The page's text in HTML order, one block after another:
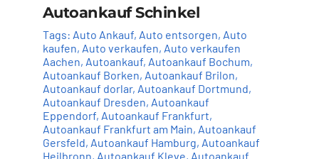
Autoankauf Schinkel
Tags: Auto Ankauf, Auto entsorgen, Auto
kaufen, Auto verkaufen, Auto verkaufen
Aachen, Autoankauf, Autoankauf Bochum,
Autoankauf Borken, Autoankauf Brilon,
Autoankauf dorlar, Autoankauf Dortmund,
Autoankauf Dresden, Autoankauf
Eppendorf, Autoankauf Frankfurt,
Autoankauf Frankfurt am Main, Autoankauf
Gersfeld, Autoankauf Hamburg, Autoankauf
Heilbronn, Autoankauf Kleve, Autoankauf